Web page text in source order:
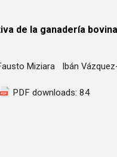
de la ganadería
Miziara Ibán
PDF downloads: 84